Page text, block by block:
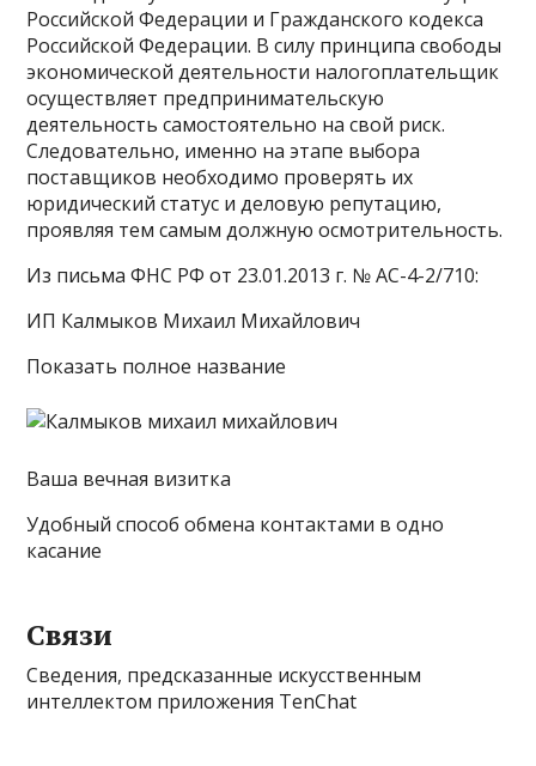
Российской Федерации и Гражданского кодекса
Российской Федерации. В силу принципа свободы
экономической деятельности налогоплательщик
осуществляет предпринимательскую
деятельность самостоятельно на свой риск.
Следовательно, именно на этапе выбора
поставщиков необходимо проверять их
юридический статус и деловую репутацию,
проявляя тем самым должную осмотрительность.
Из письма ФНС РФ от 23.01.2013 г. № АС-4-2/710:
ИП Калмыков Михаил Михайлович
Показать полное название
Ваша вечная визитка
Удобный способ обмена контактами в одно
касание
Связи
Сведения, предсказанные искусственным
интеллектом приложения TenChat